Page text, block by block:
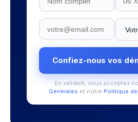
Confiez-nous vos
En validant, vous acceptez
Générales et notre Politique